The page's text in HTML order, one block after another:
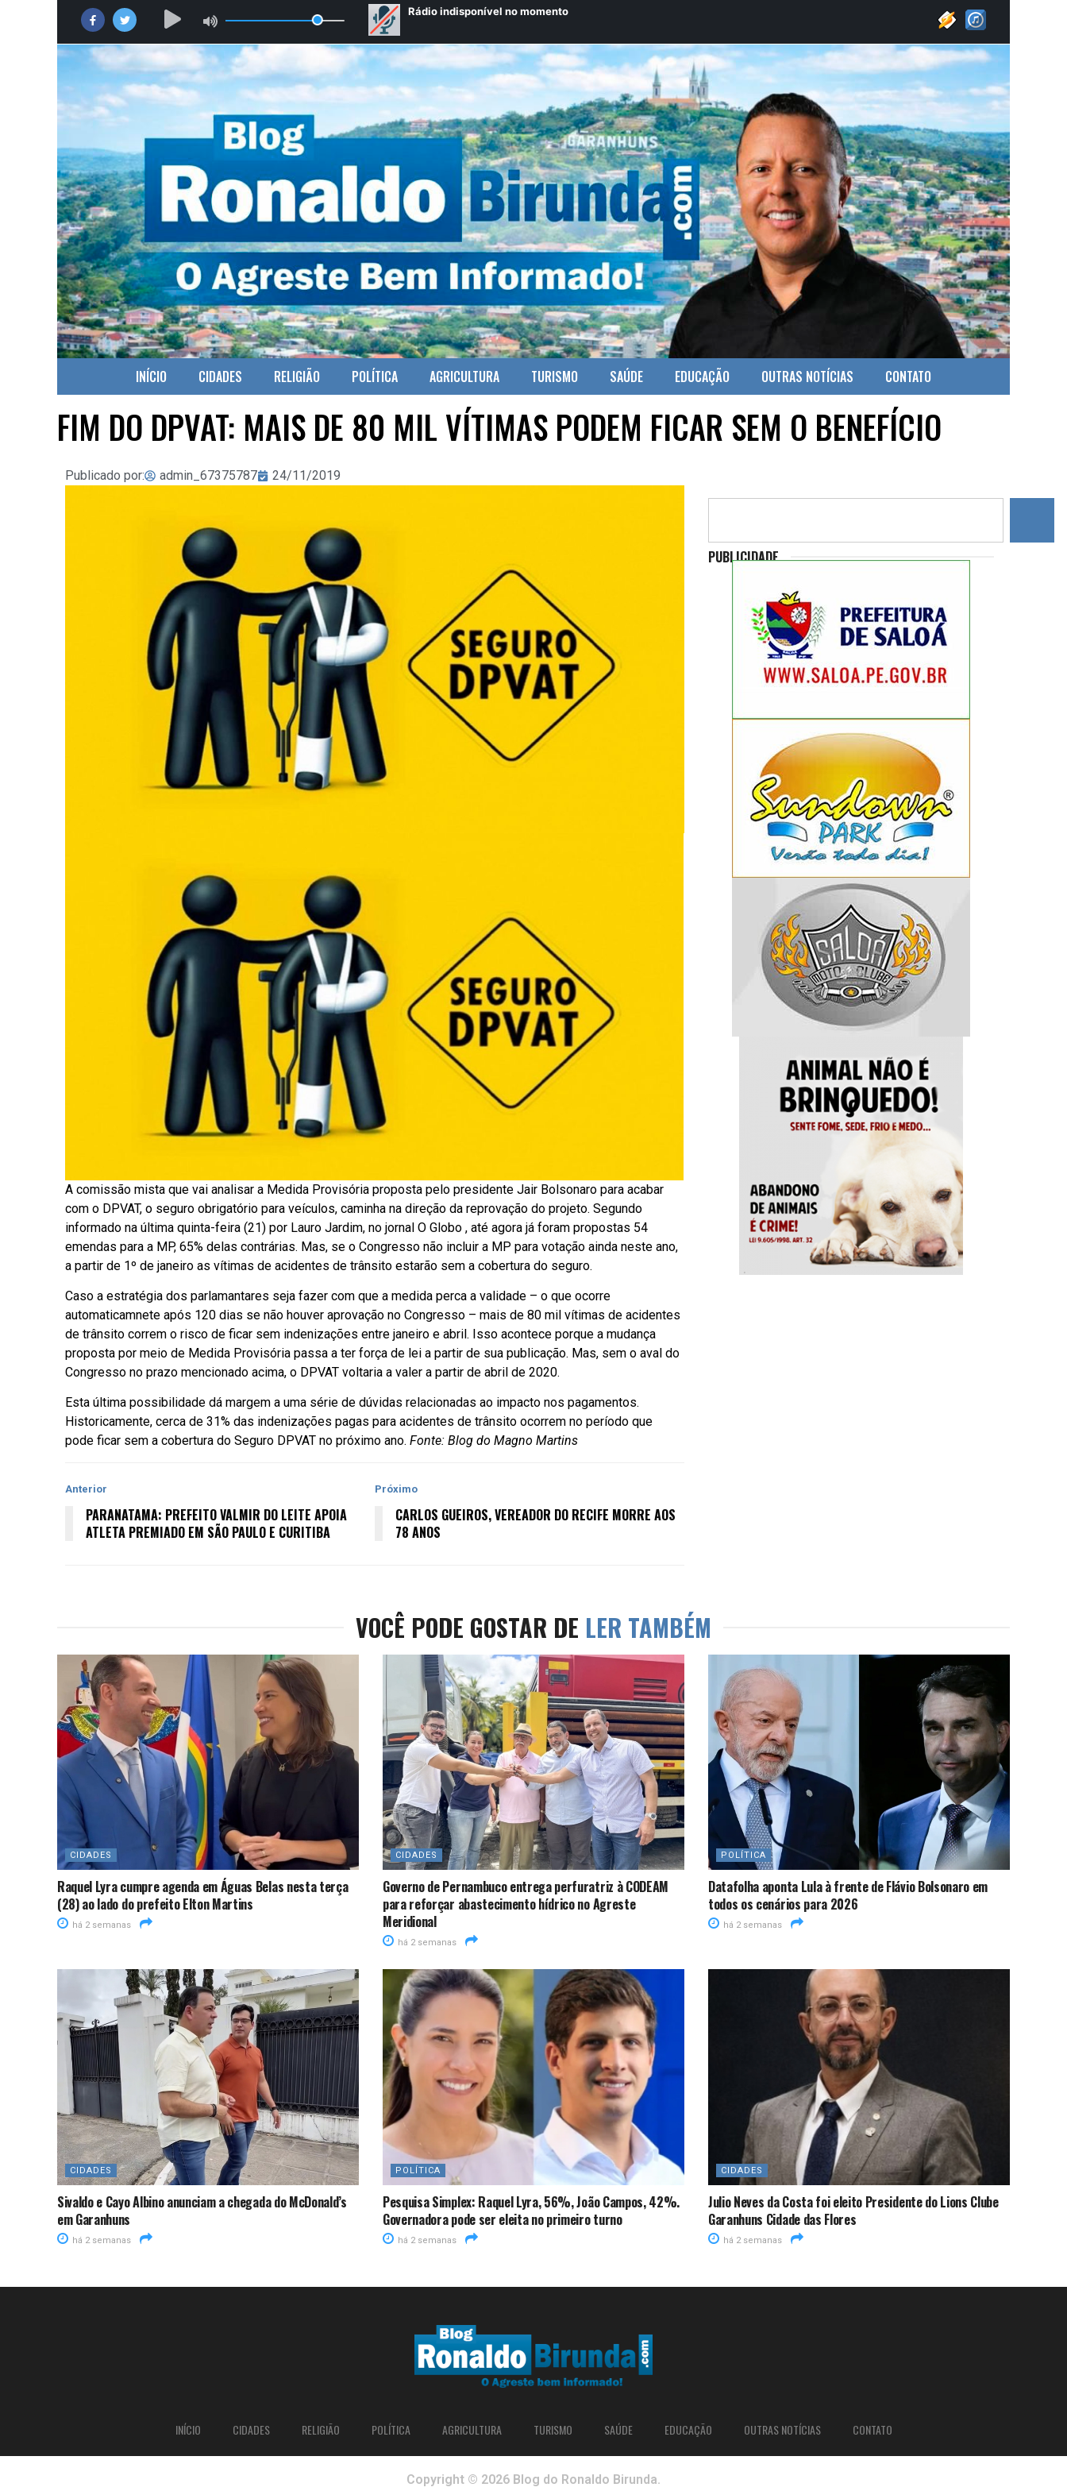
INÍCIO CIDADES RELIGIÃO POLÍTICA AGRICULTURA TURISMO SAÚDE EDUCAÇÃO OUTRAS NOTÍCIAS CONTATO
FIM DO DPVAT: MAIS DE 80 MIL VÍTIMAS PODEM FICAR SEM O BENEFÍCIO
Publicado por: admin_67375787 24/11/2019
A comissão mista que vai analisar a Medida Provisória proposta pelo presidente Jair Bolsonaro para acabar
com o DPVAT, o seguro obrigatório para veículos, caminha na direção da reprovação do projeto. Segundo
informado na última quinta-feira (21) por Lauro Jardim, no jornal O Globo , até agora já foram propostas 54
emendas para a MP, 65% delas contrárias. Mas, se o Congresso não incluir a MP para votação ainda neste ano,
a partir de 1º de janeiro as vítimas de acidentes de trânsito estarão sem a cobertura do seguro.
Caso a estratégia dos parlamantares seja fazer com que a medida perca a validade – o que ocorre
automaticamnete após 120 dias se não houver aprovação no Congresso – mais de 80 mil vítimas de acidentes
de trânsito correm o risco de ficar sem indenizações entre janeiro e abril. Isso acontece porque a mudança
proposta por meio de Medida Provisória passa a ter força de lei a partir de sua publicação. Mas, sem o aval do
Congresso no prazo mencionado acima, o DPVAT voltaria a valer a partir de abril de 2020.
Esta última possibilidade dá margem a uma série de dúvidas relacionadas ao impacto nos pagamentos.
Historicamente, cerca de 31% das indenizações pagas para acidentes de trânsito ocorrem no período que
pode ficar sem a cobertura do Seguro DPVAT no próximo ano. Fonte: Blog do Magno Martins
Anterior
PARANATAMA: PREFEITO VALMIR DO LEITE APOIA
ATLETA PREMIADO EM SÃO PAULO E CURITIBA
Próximo
CARLOS GUEIROS, VEREADOR DO RECIFE MORRE AOS
78 ANOS
PUBLICIDADE
VOCÊ PODE GOSTAR DE LER TAMBÉM
CIDADES
Raquel Lyra cumpre agenda em Águas Belas nesta terça
(28) ao lado do prefeito Elton Martins
há 2 semanas
CIDADES
Governo de Pernambuco entrega perfuratriz à CODEAM
para reforçar abastecimento hídrico no Agreste
Meridional
há 2 semanas
POLÍTICA
Datafolha aponta Lula à frente de Flávio Bolsonaro em
todos os cenários para 2026
há 2 semanas
CIDADES
Sivaldo e Cayo Albino anunciam a chegada do McDonald’s
em Garanhuns
há 2 semanas
POLÍTICA
Pesquisa Simplex: Raquel Lyra, 56%, João Campos, 42%.
Governadora pode ser eleita no primeiro turno
há 2 semanas
CIDADES
Julio Neves da Costa foi eleito Presidente do Lions Clube
Garanhuns Cidade das Flores
há 2 semanas
INÍCIO CIDADES RELIGIÃO POLÍTICA AGRICULTURA TURISMO SAÚDE EDUCAÇÃO OUTRAS NOTÍCIAS CONTATO
Copyright © 2026 Blog do Ronaldo Birunda.